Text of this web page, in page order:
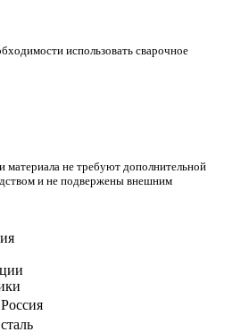
использовать сварочное
материала не требуют дополнительной
и не подвержены внешним
Россия
сталь